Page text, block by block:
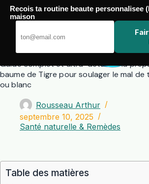
Passer
contenu
Guide complet et ultra-détail de la
baume de Tigre pour soulager le mal de
ou blanc
Rousseau Arthur
septembre 10, 2025
Santé naturelle & Remèdes
Table des matières
Recois ta routine beaute personnalisee
maison